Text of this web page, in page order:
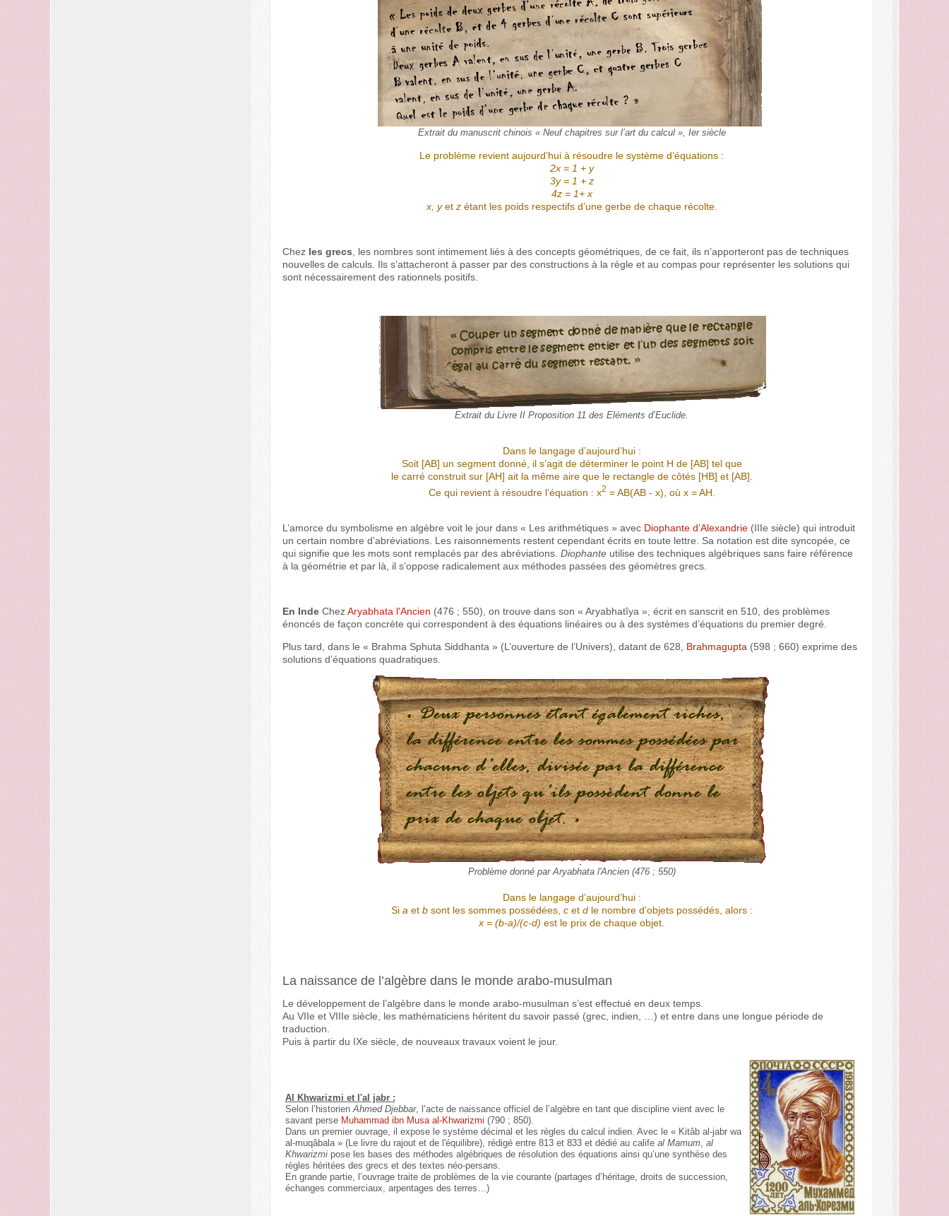
Extrait du manuscrit chinois « Neuf chapitres sur l’art du calcul », Ier siècle
Le problème revient aujourd’hui à résoudre le système d’équations :
2x = 1 + y
3y = 1 + z
4z = 1+ x
x, yetzétant les poids respectifs d’une gerbe de chaque récolte.
Chez les grecs , les nombres sont intimement liés à des concepts géométriques, de ce fait, ils n’apporteront pas de techniques
nouvelles de calculs. Ils s’attacheront à passer par des constructions à la règle et au compas pour représenter les solutions qui
sont nécessairement des rationnels positifs.
Extrait du Livre II Proposition 11 des Eléments d’Euclide.
Dans le langage d’aujourd’hui :
Soit [AB] un segment donné, il s’agit de déterminer le point H de [AB] tel que
le carré construit sur [AH] ait la même aire que le rectangle de côtés [HB] et [AB].
Ce qui revient à résoudre l’équation : x2 = AB(AB - x), où x = AH.
L’amorce du symbolisme en algèbre voit le jour dans « Les arithmétiques » avec Diophante d’Alexandrie (IIIe siècle) qui introduit
un certain nombre d’abréviations. Les raisonnements restent cependant écrits en toute lettre. Sa notation est dite syncopée, ce
qui signifie que les mots sont remplacés par des abréviations.Diophante utilise des techniques algébriques sans faire référence
à la géométrie et par là, il s’oppose radicalement aux méthodes passées des géomètres grecs.
En Inde ChezAryabhata l'Ancien (476 ; 550), on trouve dans son « Aryabhatîya », écrit en sanscrit en 510, des problèmes
énoncés de façon concrète qui correspondent à des équations linéaires ou à des systèmes d’équations du premier degré.
Plus tard, dans le « Brahma Sphuta Siddhanta » (L’ouverture de l’Univers), datant de 628, Brahmagupta (598 ; 660) exprime des
solutions d’équations quadratiques.
Problème donné par Aryabhata l'Ancien (476 ; 550)
Dans le langage d’aujourd’hui :
Si a et bsont les sommes possédées, cet dle nombre d’objets possédés, alors :
x = (b-a)/(c-d) est le prix de chaque objet.
La naissance de l’algèbre dans le monde arabo-musulman
Le développement de l’algèbre dans le monde arabo-musulman s’est effectué en deux temps.
Au VIIe et VIIIe siècle, les mathématiciens héritent du savoir passé (grec, indien, …) et entre dans une longue période de
traduction.
Puis à partir du IXe siècle, de nouveaux travaux voient le jour.
Al Khwarizmi et l'al jabr :
Selon l’historien Ahmed Djebbar, l’acte de naissance officiel de l’algèbre en tant que discipline vient avec le
savant perse Muhammad ibn Musa al-Khwarizmi (790 ; 850).
Dans un premier ouvrage, il expose le système décimal et les règles du calcul indien. Avec le « Kitâb al-jabr wa
al-muqâbala » (Le livre du rajout et de l'équilibre), rédigé entre 813 et 833 et dédié au calife al Mamum, al
Khwarizmipose les bases des méthodes algébriques de résolution des équations ainsi qu’une synthèse des
règles héritées des grecs et des textes néo-persans.
En grande partie, l’ouvrage traite de problèmes de la vie courante (partages d’héritage, droits de succession,
échanges commerciaux, arpentages des terres…)